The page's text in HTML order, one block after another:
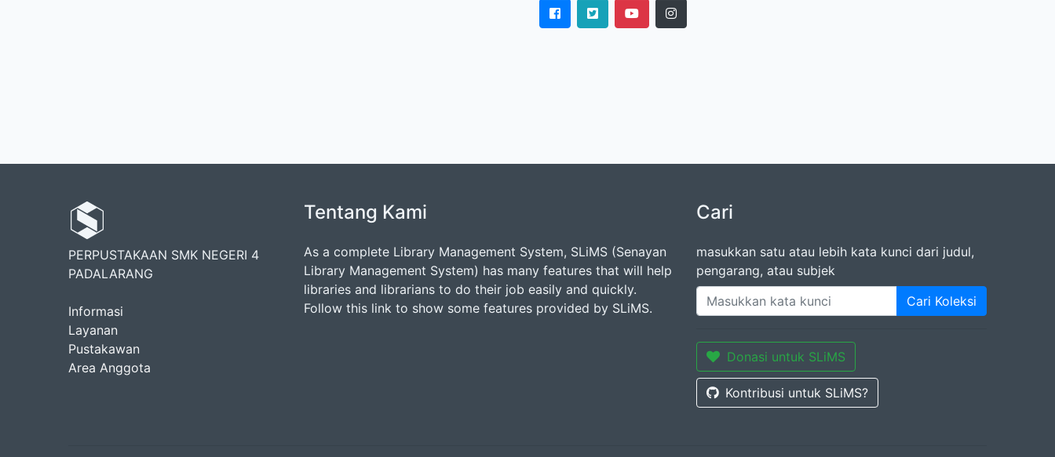
PERPUSTAKAAN SMK NEGERI 4
PADALARANG
Informasi
Layanan
Pustakawan
Area Anggota
Tentang Kami
As a complete Library Management System, SLiMS (Senayan
Library Management System) has many features that will help
libraries and librarians to do their job easily and quickly.
Follow this link to show some features provided by SLiMS.
Cari
masukkan satu atau lebih kata kunci dari judul,
pengarang, atau subjek
Cari Koleksi
Donasi untuk SLiMS
Kontribusi untuk SLiMS?